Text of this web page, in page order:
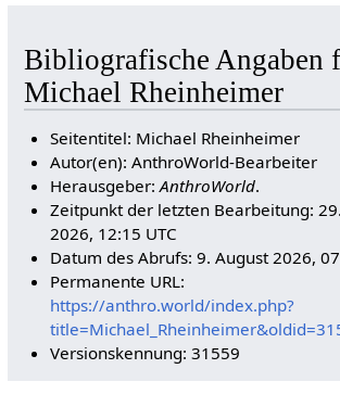
Bibliografische Angaben
Michael Rheinheimer
Seitentitel: Michael Rheinheimer
Autor(en): AnthroWorld-Bearbeiter
Herausgeber:AnthroWorld.
Zeitpunkt der letzten Bearbeitung:
2026, 12:15 UTC
Datum des Abrufs: 9. August 2026,
Permanente URL:
https://anthro.world/index.php?
Versionskennung: 31559